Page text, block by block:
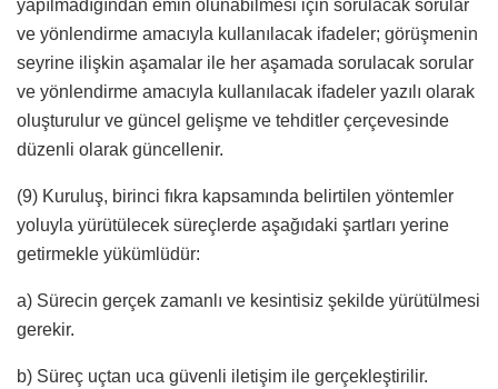
yapılmadığından emin olunabilmesi için sorulacak sorular
ve yönlendirme amacıyla kullanılacak ifadeler; görüşmenin
seyrine ilişkin aşamalar ile her aşamada sorulacak sorular
ve yönlendirme amacıyla kullanılacak ifadeler yazılı olarak
oluşturulur ve güncel gelişme ve tehditler çerçevesinde
düzenli olarak güncellenir.
(9) Kuruluş, birinci fıkra kapsamında belirtilen yöntemler
yoluyla yürütülecek süreçlerde aşağıdaki şartları yerine
getirmekle yükümlüdür:
a) Sürecin gerçek zamanlı ve kesintisiz şekilde yürütülmesi
gerekir.
b) Süreç uçtan uca güvenli iletişim ile gerçekleştirilir.